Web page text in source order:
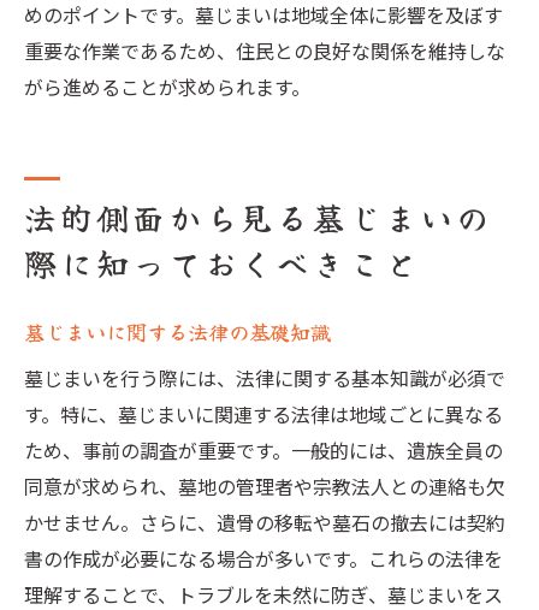
めのポイントです。墓じまいは地域全体に影響を及ぼす
重要な作業であるため、住民との良好な関係を維持しな
がら進めることが求められます。
法的側面から見る墓じまいの
際に知っておくべきこと
墓じまいに関する法律の基礎知識
墓じまいを行う際には、法律に関する基本知識が必須で
す。特に、墓じまいに関連する法律は地域ごとに異なる
ため、事前の調査が重要です。一般的には、遺族全員の
同意が求められ、墓地の管理者や宗教法人との連絡も欠
かせません。さらに、遺骨の移転や墓石の撤去には契約
書の作成が必要になる場合が多いです。これらの法律を
理解することで、トラブルを未然に防ぎ、墓じまいをス